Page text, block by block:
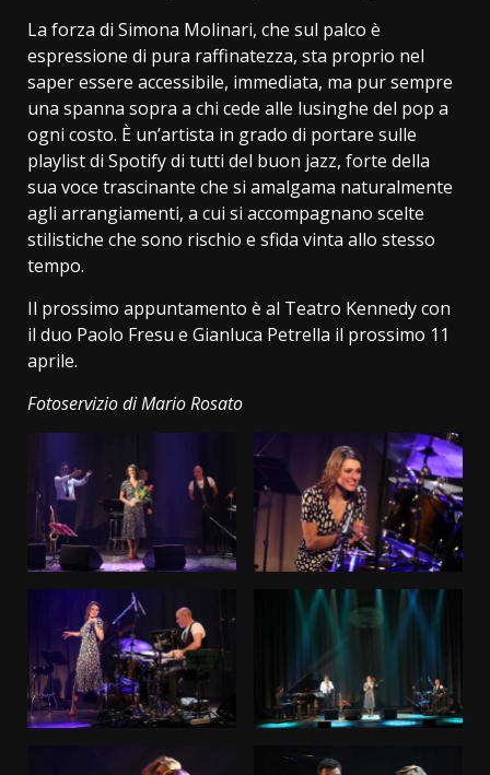
La forza di Simona Molinari, che sul palco è
espressione di pura raffinatezza, sta proprio nel
saper essere accessibile, immediata, ma pur sempre
una spanna sopra a chi cede alle lusinghe del pop a
ogni costo. È un’artista in grado di portare sulle
playlist di Spotify di tutti del buon jazz, forte della
sua voce trascinante che si amalgama naturalmente
agli arrangiamenti, a cui si accompagnano scelte
stilistiche che sono rischio e sfida vinta allo stesso
tempo.
Il prossimo appuntamento è al Teatro Kennedy con
il duo Paolo Fresu e Gianluca Petrella il prossimo 11
aprile.
Fotoservizio di Mario Rosato